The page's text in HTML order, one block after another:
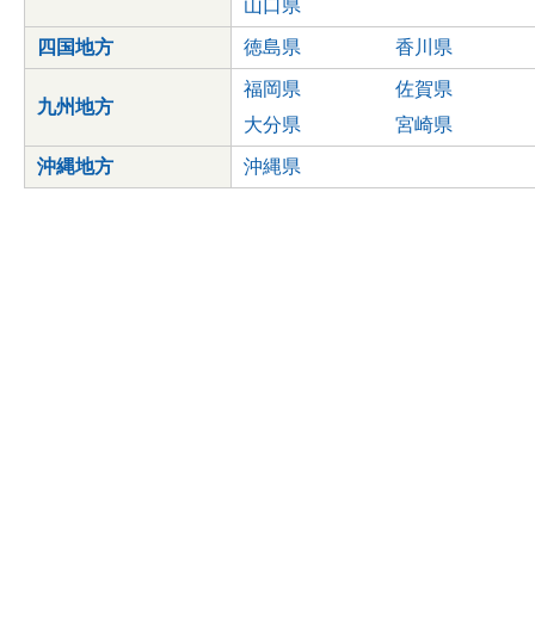
山口県
四国地方 徳島県 香川県
九州地方
福岡県
佐賀県
大分県
宮崎県
沖縄地方 沖縄県